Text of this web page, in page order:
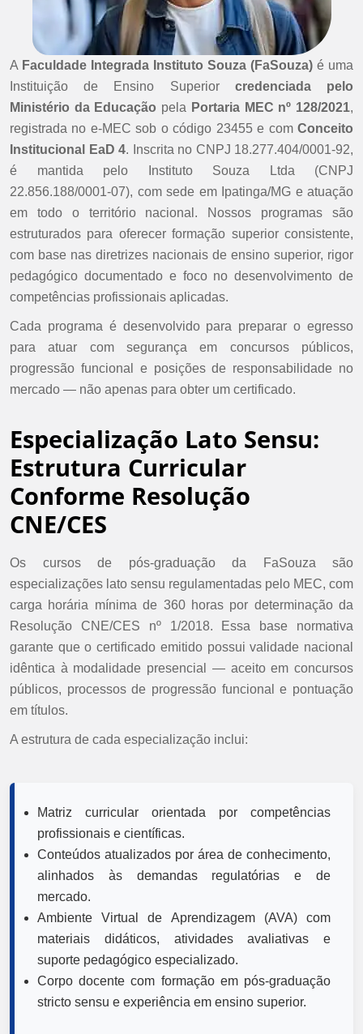
A Faculdade Integrada Instituto Souza (FaSouza) é uma
Instituição de Ensino Superior credenciada pelo
Ministério da Educação pela Portaria MEC nº 128/2021,
registrada no e-MEC sob o código 23455 e com Conceito
Institucional EaD 4. Inscrita no CNPJ 18.277.404/0001-92,
é mantida pelo Instituto Souza Ltda (CNPJ
22.856.188/0001-07), com sede em Ipatinga/MG e atuação
em todo o território nacional. Nossos programas são
estruturados para oferecer formação superior consistente,
com base nas diretrizes nacionais de ensino superior, rigor
pedagógico documentado e foco no desenvolvimento de
competências profissionais aplicadas.
Cada programa é desenvolvido para preparar o egresso
para atuar com segurança em concursos públicos,
progressão funcional e posições de responsabilidade no
mercado — não apenas para obter um certificado.
Especialização Lato Sensu:
Estrutura Curricular
Conforme Resolução
CNE/CES
Os cursos de pós-graduação da FaSouza são
especializações lato sensu regulamentadas pelo MEC, com
carga horária mínima de 360 horas por determinação da
Resolução CNE/CES nº 1/2018. Essa base normativa
garante que o certificado emitido possui validade nacional
idêntica à modalidade presencial — aceito em concursos
públicos, processos de progressão funcional e pontuação
em títulos.
A estrutura de cada especialização inclui:
Matriz curricular orientada por competências
profissionais e científicas.
Conteúdos atualizados por área de conhecimento,
alinhados às demandas regulatórias e de
mercado.
Ambiente Virtual de Aprendizagem (AVA) com
materiais didáticos, atividades avaliativas e
suporte pedagógico especializado.
Corpo docente com formação em pós-graduação
stricto sensu e experiência em ensino superior.